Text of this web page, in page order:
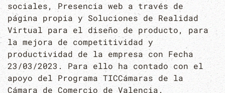
sociales, Presencia web a través de
página propia y Soluciones de Realidad
Virtual para el diseño de producto, para
la mejora de competitividad y
productividad de la empresa con Fecha
23/03/2023. Para ello ha contado con el
apoyo del Programa TICCámaras de la
Cámara de Comercio de Valencia.